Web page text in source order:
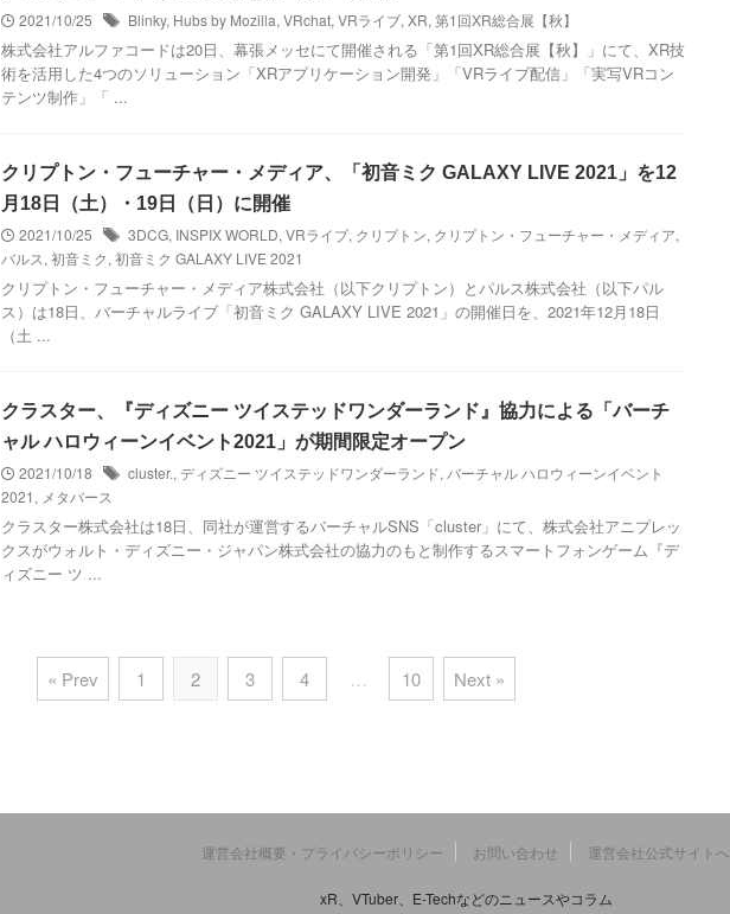
2021/10/25
Blinky, Hubs by Mozilla, VRchat, VRライブ, XR, 第1回XR総合展【秋】
株式会社アルファコードは20日、幕張メッセにて開催される「第1回XR総合展【秋】」にて、XR技
術を活用した4つのソリューション「XRアプリケーション開発」「VRライブ配信」「実写VRコン
テンツ制作」「 ...
クリプトン・フューチャー・メディア、「初音ミク GALAXY LIVE 2021」を12
月18日（土）・19日（日）に開催
2021/10/25
3DCG, INSPIX WORLD, VRライブ, クリプトン, クリプトン・フューチャー・メディア,
バルス, 初音ミク, 初音ミク GALAXY LIVE 2021
クリプトン・フューチャー・メディア株式会社（以下クリプトン）とパルス株式会社（以下パル
ス）は18日、バーチャルライブ「初音ミク GALAXY LIVE 2021」の開催日を、2021年12月18日
（土 ...
クラスター、『ディズニー ツイステッドワンダーランド』協力による「バーチ
ャル ハロウィーンイベント2021」が期間限定オープン
2021/10/18
cluster., ディズニー ツイステッドワンダーランド, バーチャル ハロウィーンイベント
2021 , メタバース
クラスター株式会社は18日、同社が運営するバーチャルSNS「cluster」にて、株式会社アニプレッ
クスがウォルト・ディズニー・ジャパン株式会社の協力のもと制作するスマートフォンゲーム『デ
ィズニー ツ ...
« Prev 1 2 3 4 … 10 Next »
運営会社概要・プライバシーポリシー お問い合わせ 運営会社公式サイトへ
xR、VTuber、E-Techなどのニュースやコラム